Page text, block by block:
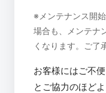
※メンテナンス開
場合も、メンテナ
くなります。ご了
お客様にはご不
とご協力のほど